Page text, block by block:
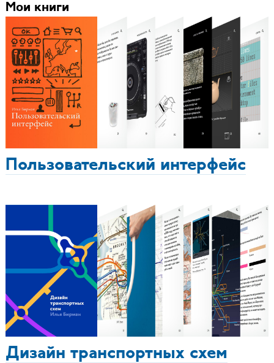
Мои книги
Пользовательский интерфейс
Дизайн транспортных схем